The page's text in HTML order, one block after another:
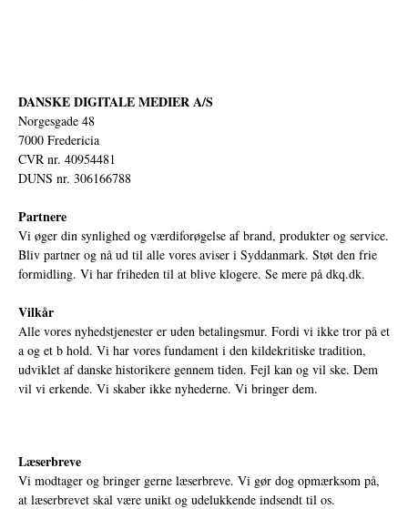
DANSKE DIGITALE MEDIER A/S
Norgesgade 48
7000 Fredericia
CVR nr. 40954481
DUNS nr. 306166788
Partnere
Vi øger din synlighed og værdiforøgelse af brand, produkter og service.
Bliv partner og nå ud til alle vores aviser i Syddanmark. Støt den frie
formidling. Vi har friheden til at blive klogere. Se mere på dkq.dk.
Vilkår
Alle vores nyhedstjenester er uden betalingsmur. Fordi vi ikke tror på et
a og et b hold. Vi har vores fundament i den kildekritiske tradition,
udviklet af danske historikere gennem tiden. Fejl kan og vil ske. Dem
vil vi erkende. Vi skaber ikke nyhederne. Vi bringer dem.
Læserbreve
Vi modtager og bringer gerne læserbreve. Vi gør dog opmærksom på,
at læserbrevet skal være unikt og udelukkende indsendt til os.